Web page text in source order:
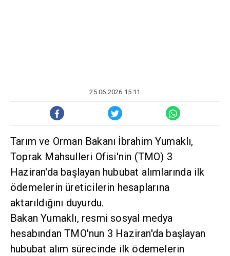
25.06.2026 15:11
Tarım ve Orman Bakanı İbrahim Yumaklı,
Toprak Mahsulleri Ofisi'nin (TMO) 3
Haziran'da başlayan hububat alımlarında ilk
ödemelerin üreticilerin hesaplarına
aktarıldığını duyurdu.
Bakan Yumaklı, resmi sosyal medya
hesabından TMO'nun 3 Haziran'da başlayan
hububat alım sürecinde ilk ödemelerin